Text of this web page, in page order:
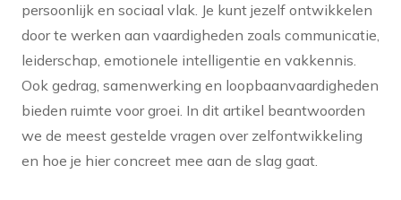
persoonlijk en sociaal vlak. Je kunt jezelf ontwikkelen
door te werken aan vaardigheden zoals communicatie,
leiderschap, emotionele intelligentie en vakkennis.
Ook gedrag, samenwerking en loopbaanvaardigheden
bieden ruimte voor groei. In dit artikel beantwoorden
we de meest gestelde vragen over zelfontwikkeling
en hoe je hier concreet mee aan de slag gaat.